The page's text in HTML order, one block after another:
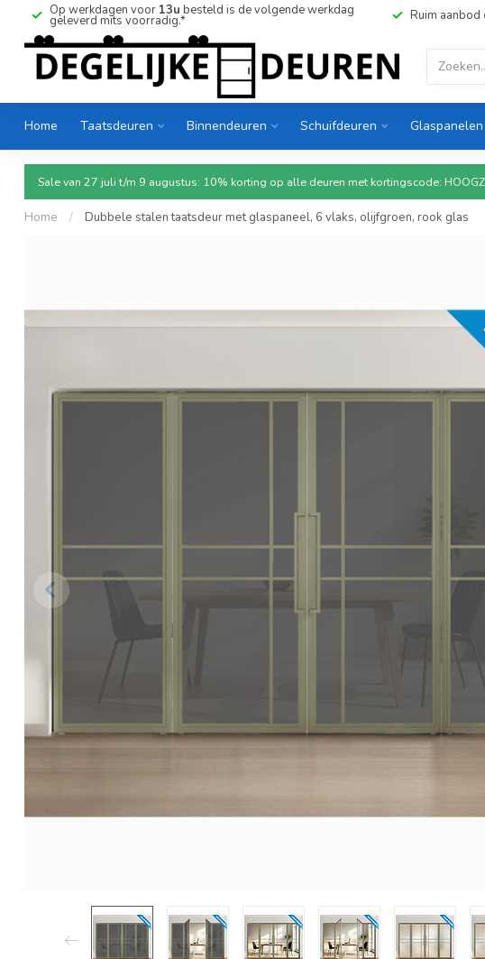
Op werkdagen voor 13u besteld is de volgende werkdag
geleverd mits voorradig.* Ruim aanbod
Home Taatsdeuren Binnendeuren Schuifdeuren Glaspanelen
Sale van 27 juli t/m 9 augustus: 10% korting op alle deuren met kortingscode:
Home / Dubbele stalen taatsdeur met glaspaneel, 6 vlaks, olijfgroen, rook glas